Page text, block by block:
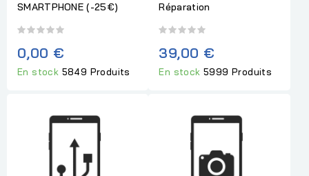
SMARTPHONE (-25€)
0,00 €
En stock 5849 Produits
Réparation
39,00 €
En stock5999 Produits